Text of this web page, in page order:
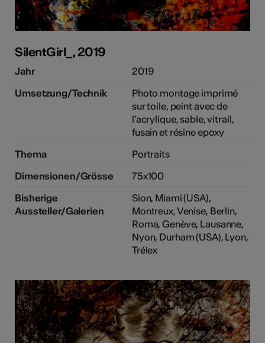
SilentGirl_, 2019
Jahr
2019
Umsetzung/Technik
Photo montage imprimé
sur toile, peint avec de
l’acrylique, sable, vitrail,
fusain et résine epoxy
Thema
Portraits
Dimensionen/Grösse
75x100
Bisherige
Aussteller/Galerien
Sion, Miami (USA),
Montreux, Venise, Berlin,
Roma, Genève, Lausanne,
Nyon, Durham (USA), Lyon,
Trélex